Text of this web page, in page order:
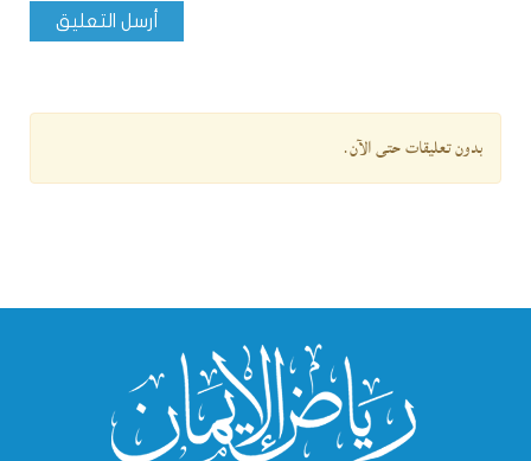
أرسل التعليق
بدون تعليقات حتى الآن.